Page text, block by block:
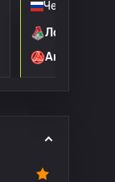
Чемпионат
Локомотив
Акрон